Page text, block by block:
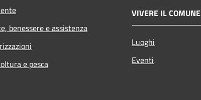
benessere e assistenza
e pesca
VIVERE IL COMUNE
Luoghi
Eventi